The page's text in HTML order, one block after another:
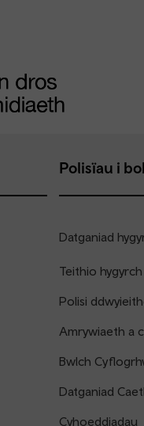
Polisïau i
Datganiad
Teithio hygyrch
Polisi
Amrywiaeth a
Bwlch
Datganiad
Cyhoeddiadau